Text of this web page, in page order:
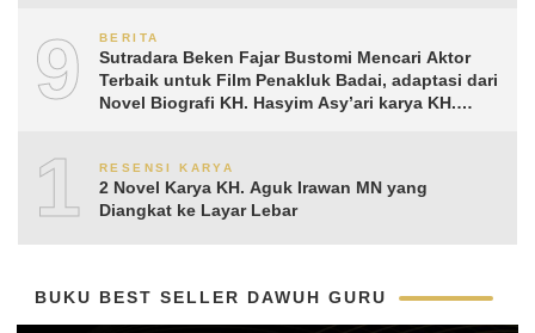
9 BERITA
Sutradara Beken Fajar Bustomi Mencari Aktor
Terbaik untuk Film Penakluk Badai, adaptasi dari
Novel Biografi KH. Hasyim Asy’ari karya KH.
10RESENSI KARYA
2 Novel Karya KH. Aguk Irawan MN yang
Diangkat ke Layar Lebar
BUKU BEST SELLER DAWUH GURU